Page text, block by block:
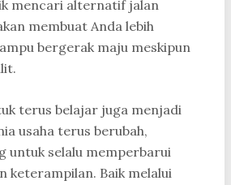
mencari alternatif jalan
membuat Anda lebih
bergerak maju meskipun
terus belajar juga menjadi
usaha terus berubah,
untuk selalu memperbarui
keterampilan. Baik melalui